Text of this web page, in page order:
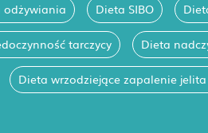
odżywiania Dieta SIBO
tarczycy Dieta
Dieta wrzodziejące zapalenie